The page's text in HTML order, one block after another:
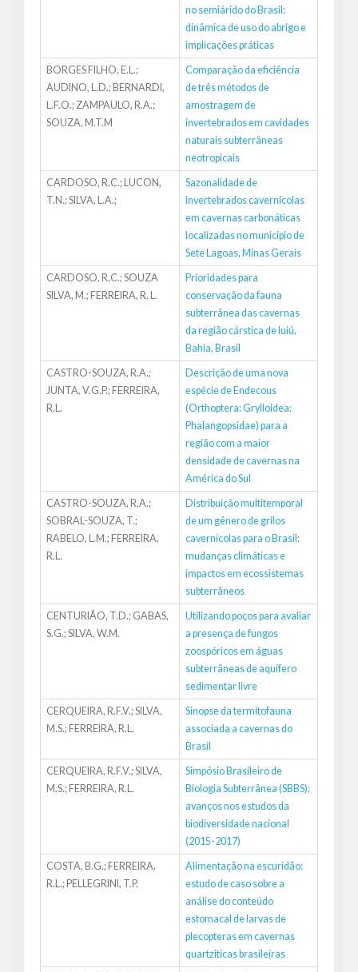
no semiárido do Brasil:
dinâmica de uso do abrigo e
implicações práticas
BORGES FILHO, E.L.;
AUDINO, L.D.; BERNARDI,
L.F.O.; ZAMPAULO, R.A.;
SOUZA, M.T.M
Comparação da eficiência
de três métodos de
amostragem de
invertebrados em cavidades
naturais subterrâneas
neotropicais
CARDOSO, R.C.; LUCON,
T.N.; SILVA, L.A.;
Sazonalidade de
invertebrados cavernícolas
em cavernas carbonáticas
localizadas no município de
Sete Lagoas, Minas Gerais
CARDOSO, R.C.; SOUZA
SILVA, M.; FERREIRA, R. L.
Prioridades para
conservação da fauna
subterrânea das cavernas
da região cárstica de Iuiú,
Bahia, Brasil
CASTRO-SOUZA, R.A.;
JUNTA, V.G.P.; FERREIRA,
R.L.
Descrição de uma nova
espécie de Endecous
(Orthoptera: Grylloidea:
Phalangopsidae) para a
região com a maior
densidade de cavernas na
América do Sul
CASTRO-SOUZA, R.A.;
SOBRAL-SOUZA, T.;
RABELO, L.M.; FERREIRA,
R.L.
Distribuição multitemporal
de um gênero de grilos
cavernícolas para o Brasil:
mudanças climáticas e
impactos em ecossistemas
subterrâneos
CENTURIÃO, T.D.; GABAS,
S.G.; SILVA, W.M.
Utilizando poços para avaliar
a presença de fungos
zoospóricos em águas
subterrâneas de aquífero
sedimentar livre
CERQUEIRA, R.F.V.; SILVA,
M.S.; FERREIRA, R.L.
Sinopse da termitofauna
associada a cavernas do
Brasil
CERQUEIRA, R.F.V.; SILVA,
M.S.; FERREIRA, R.L.
Simpósio Brasileiro de
Biologia Subterrânea (SBBS):
avanços nos estudos da
biodiversidade nacional
(2015-2017)
COSTA, B.G.; FERREIRA,
R.L.; PELLEGRINI, T.P.
Alimentação na escuridão:
estudo de caso sobre a
análise do conteúdo
estomacal de larvas de
plecopteras em cavernas
quartzíticas brasileiras